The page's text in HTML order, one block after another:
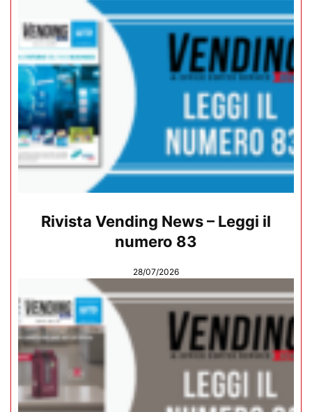
Rivista Vending News – Leggi il
numero 83
28/07/2026